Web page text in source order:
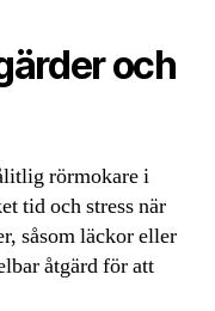
och
rörmokare i
tid och stress när
såsom läckor eller
åtgärd för att